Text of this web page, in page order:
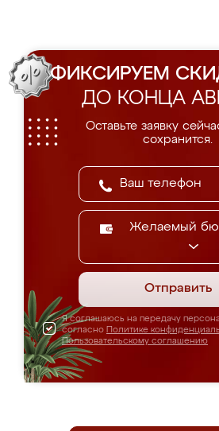
ФИКСИРУЕМ
ДО КОНЦА
Оставьте заявку
сохранится.
Желаемый
Отправить
Я соглашаюсь на передачу
согласно Политике
Пользовательскому соглашению